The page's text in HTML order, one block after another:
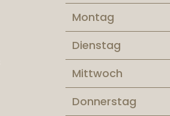
Montag
Dienstag
Mittwoch
Donnerstag